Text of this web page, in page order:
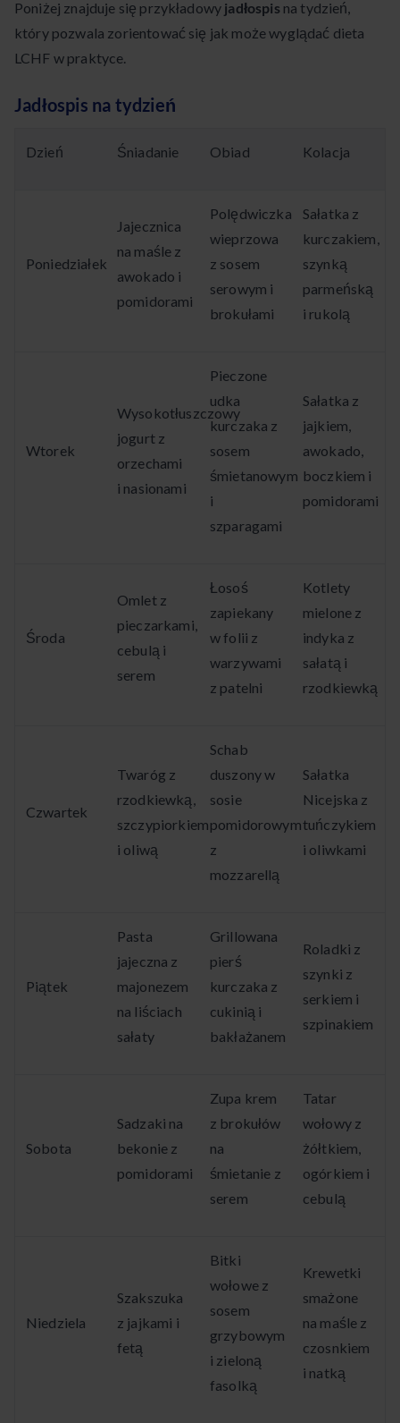
Poniżej znajduje się przykładowy jadłospis na tydzień,
który pozwala zorientować się jak może wyglądać dieta
LCHF w praktyce.
Jadłospis na tydzień
Dzień Śniadanie Obiad Kolacja
Poniedziałek
Jajecznica
na maśle z
awokado i
pomidorami
Polędwiczka
wieprzowa
z sosem
serowym i
brokułami
Sałatka z
kurczakiem,
szynką
parmeńską
i rukolą
Wtorek
Wysokotłuszczowy
jogurt z
orzechami
i nasionami
Pieczone
udka
kurczaka z
sosem
śmietanowym
i
szparagami
Sałatka z
jajkiem,
awokado,
boczkiem i
pomidorami
Środa
Omlet z
pieczarkami,
cebulą i
serem
Łosoś
zapiekany
w folii z
warzywami
z patelni
Kotlety
mielone z
indyka z
sałatą i
rzodkiewką
Czwartek
Twaróg z
rzodkiewką,
szczypiorkiem
i oliwą
Schab
duszony w
sosie
pomidorowym
z
mozzarellą
Sałatka
Nicejska z
tuńczykiem
i oliwkami
Piątek
Pasta
jajeczna z
majonezem
na liściach
sałaty
Grillowana
pierś
kurczaka z
cukinią i
bakłażanem
Roladki z
szynki z
serkiem i
szpinakiem
Sobota
Sadzaki na
bekonie z
pomidorami
Zupa krem
z brokułów
na
śmietanie z
serem
Tatar
wołowy z
żółtkiem,
ogórkiem i
cebulą
Niedziela
Szakszuka
z jajkami i
fetą
Bitki
wołowe z
sosem
grzybowym
i zieloną
fasolką
Krewetki
smażone
na maśle z
czosnkiem
i natką